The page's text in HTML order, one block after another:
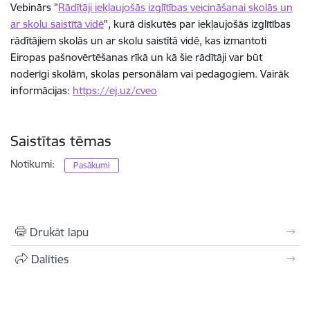
Vebinārs "Rādītāji iekļaujošās izglītības veicināšanai skolās un
ar skolu saistītā vidē", kurā diskutēs par iekļaujošās izglītības
rādītājiem skolās un ar skolu saistītā vidē, kas izmantoti
Eiropas pašnovērtēšanas rīkā un kā šie rādītāji var būt
noderīgi skolām, skolas personālam vai pedagogiem. Vairāk
informācijas: https://ej.uz/cveo
Saistītas tēmas
Notikumi: Pasākumi
Drukāt lapu
Dalīties